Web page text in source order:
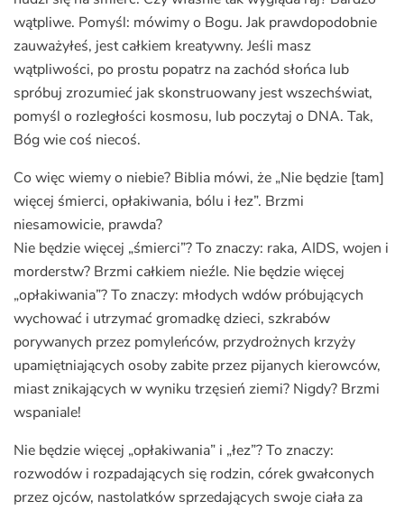
wątpliwe. Pomyśl: mówimy o Bogu. Jak prawdopodobnie
zauważyłeś, jest całkiem kreatywny. Jeśli masz
wątpliwości, po prostu popatrz na zachód słońca lub
spróbuj zrozumieć jak skonstruowany jest wszechświat,
pomyśl o rozległości kosmosu, lub poczytaj o DNA. Tak,
Bóg wie coś niecoś.
Co więc wiemy o niebie? Biblia mówi, że „Nie będzie [tam]
więcej śmierci, opłakiwania, bólu i łez”. Brzmi
niesamowicie, prawda?
Nie będzie więcej „śmierci”? To znaczy: raka, AIDS, wojen i
morderstw? Brzmi całkiem nieźle. Nie będzie więcej
„opłakiwania”? To znaczy: młodych wdów próbujących
wychować i utrzymać gromadkę dzieci, szkrabów
porywanych przez pomyleńców, przydrożnych krzyży
upamiętniających osoby zabite przez pijanych kierowców,
miast znikających w wyniku trzęsień ziemi? Nigdy? Brzmi
wspaniale!
Nie będzie więcej „opłakiwania” i „łez”? To znaczy:
rozwodów i rozpadających się rodzin, córek gwałconych
przez ojców, nastolatków sprzedających swoje ciała za